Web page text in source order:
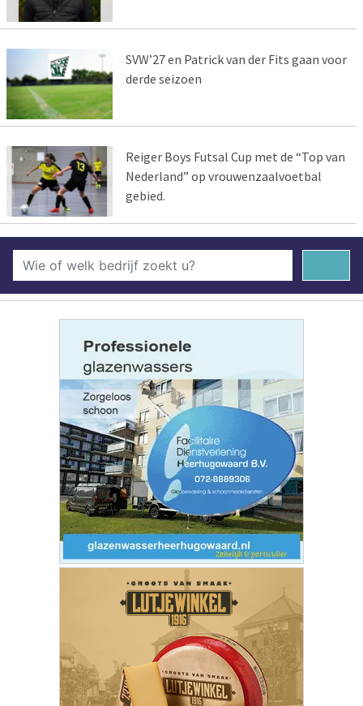
SVW’27 en Patrick van der Fits gaan voor
derde seizoen
Reiger Boys Futsal Cup met de “Top van
Nederland” op vrouwenzaalvoetbal
gebied.